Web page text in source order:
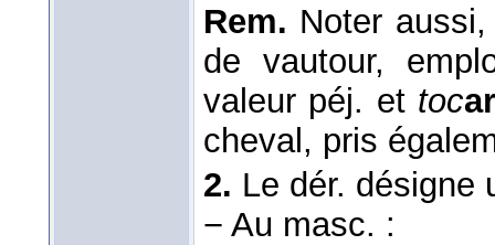
Rem. Noter
de vautour,
valeur péj. et toc
cheval, pris
2. Le dér. désigne
− Au masc. :